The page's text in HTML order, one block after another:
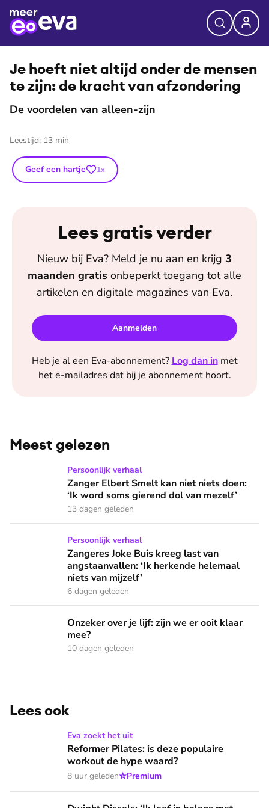
⭐Premium
Cracco Illustration
Je hoeft niet altijd onder de mensen
te zijn: de kracht van afzondering
De voordelen van alleen-zijn
Leestijd: 13 min
Geef een hartje 1x
Lees gratis verder
Nieuw bij Eva? Meld je nu aan en krijg 3
maanden gratis onbeperkt toegang tot alle
artikelen en digitale magazines van Eva.
Aanmelden
Heb je al een Eva-abonnement? Log dan in met
het e-mailadres dat bij je abonnement hoort.
Meest gelezen
Zanger Elbert Smelt kan niet niets doen: ‘Ik word soms
Persoonlijk verhaal
Zanger Elbert Smelt kan niet niets doen:
‘Ik word soms gierend dol van mezelf’
13 dagen geleden
Zangeres Joke Buis kreeg last van angstaanvallen: ‘Ik
Persoonlijk verhaal
Zangeres Joke Buis kreeg last van
angstaanvallen: ‘Ik herkende helemaal
niets van mijzelf’
6 dagen geleden
Onzeker over je lijf: zijn we er ooit klaar mee?
Onzeker over je lijf: zijn we er ooit klaar
mee?
10 dagen geleden
Lees ook
Reformer Pilates: is deze populaire workout de hype waard?
Eva zoekt het uit
Reformer Pilates: is deze populaire
workout de hype waard?
8 uur geleden⭐Premium